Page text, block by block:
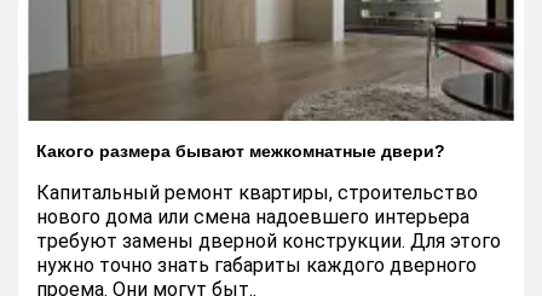
Какого размера бывают межкомнатные двери?
Капитальный ремонт квартиры, строительство
нового дома или смена надоевшего интерьера
требуют замены дверной конструкции. Для этого
нужно точно знать габариты каждого дверного
проема. Они могут быт..